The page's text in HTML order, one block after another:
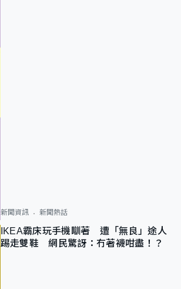
新聞資訊 新聞熱話
IKEA霸床玩手機瞓著 遭「無良」途人
踢走雙鞋 網民驚訝：冇著襪咁盡！？